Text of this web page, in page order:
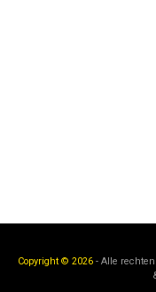
Copyright © 2026 - Alle rechten